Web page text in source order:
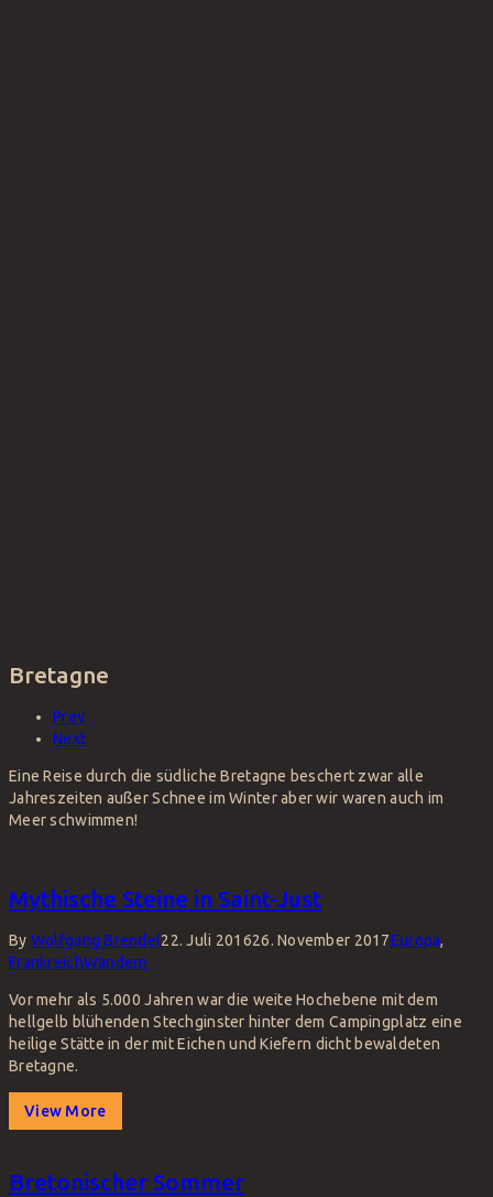
Bretagne
Prev
Next
Eine Reise durch die südliche Bretagne beschert zwar alle
Jahreszeiten außer Schnee im Winter aber wir waren auch im
Meer schwimmen!
Mythische Steine in Saint-Just
By Wolfgang Brendel22. Juli 201626. November 2017Europa,
FrankreichWandern
Vor mehr als 5.000 Jahren war die weite Hochebene mit dem
hellgelb blühenden Stechginster hinter dem Campingplatz eine
heilige Stätte in der mit Eichen und Kiefern dicht bewaldeten
Bretagne.
View More
Bretonischer Sommer